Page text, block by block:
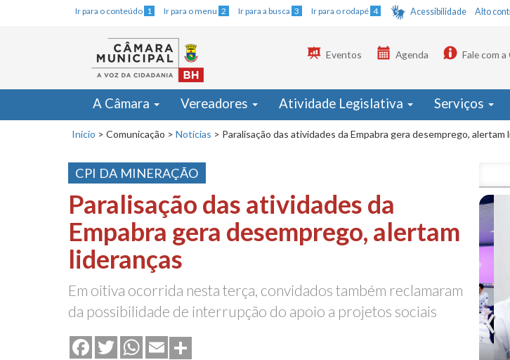
Ir para o conteúdo 1 Ir para o menu 2 Ir para a busca 3 Ir para o rodapé 4 Acessibilidade Alto
Eventos Agenda Fale com a
A Câmara Vereadores Atividade Legislativa Serviços
Início > Comunicação > Notícias > Paralisação das atividades da Empabra gera desemprego, alertam
CPI DA MINERAÇÃO
Paralisação das atividades da
Empabra gera desemprego, alertam
lideranças
Em oitiva ocorrida nesta terça, convidados também reclamaram
da possibilidade de interrupção do apoio a projetos sociais
FacebookTwitterWhatsApp
Email